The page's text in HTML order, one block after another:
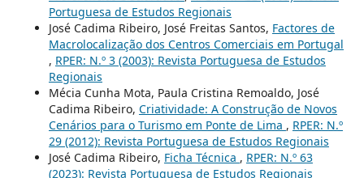
Portuguesa de Estudos Regionais
José Cadima Ribeiro, José Freitas Santos, Factores de
Macrolocalização dos Centros Comerciais em Portugal
, RPER: N.º 3 (2003): Revista Portuguesa de Estudos
Regionais
Mécia Cunha Mota, Paula Cristina Remoaldo, José
Cadima Ribeiro, Criatividade: A Construção de Novos
Cenários para o Turismo em Ponte de Lima , RPER: N.º
29 (2012): Revista Portuguesa de Estudos Regionais
José Cadima Ribeiro, Ficha Técnica , RPER: N.º 63
(2023): Revista Portuguesa de Estudos Regionais